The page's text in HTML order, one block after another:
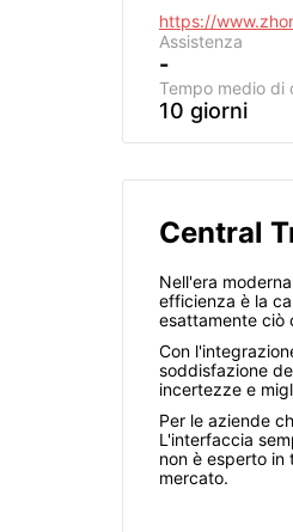
https://
Assistenza
-
Tempo medio di
10 giorni
Central
Nell'era
efficienza è la
esattamente ciò
Con
soddisfazione
incertezze e
Per le aziende
L'interfaccia
non è esperto in
mercato.